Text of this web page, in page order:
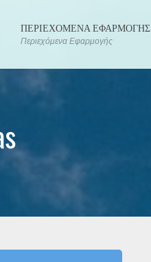
ΠΕΡΙΕΧΟΜΕΝΑ ΕΦΑΡΜΟΓΗΣ
Περιεχόμενα Εφαρμογής